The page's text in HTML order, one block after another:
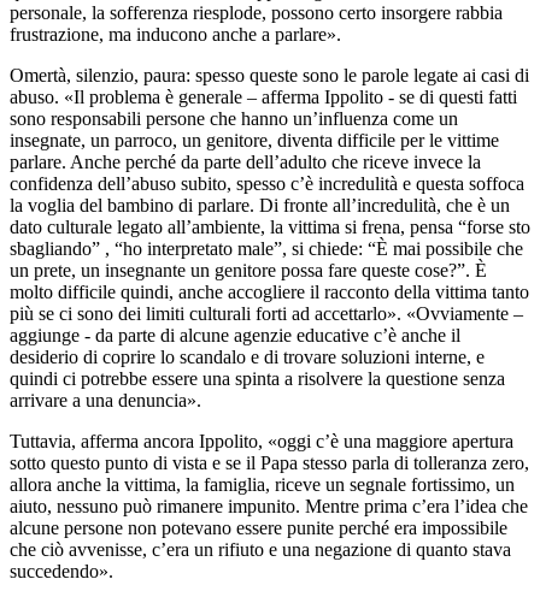
personale, la sofferenza riesplode, possono certo insorgere rabbia
frustrazione, ma inducono anche a parlare».
Omertà, silenzio, paura: spesso queste sono le parole legate ai casi di
abuso. «Il problema è generale – afferma Ippolito - se di questi fatti
sono responsabili persone che hanno un’influenza come un
insegnate, un parroco, un genitore, diventa difficile per le vittime
parlare. Anche perché da parte dell’adulto che riceve invece la
confidenza dell’abuso subito, spesso c’è incredulità e questa soffoca
la voglia del bambino di parlare. Di fronte all’incredulità, che è un
dato culturale legato all’ambiente, la vittima si frena, pensa “forse sto
sbagliando” , “ho interpretato male”, si chiede: “È mai possibile che
un prete, un insegnante un genitore possa fare queste cose?”. È
molto difficile quindi, anche accogliere il racconto della vittima tanto
più se ci sono dei limiti culturali forti ad accettarlo». «Ovviamente –
aggiunge - da parte di alcune agenzie educative c’è anche il
desiderio di coprire lo scandalo e di trovare soluzioni interne, e
quindi ci potrebbe essere una spinta a risolvere la questione senza
arrivare a una denuncia».
Tuttavia, afferma ancora Ippolito, «oggi c’è una maggiore apertura
sotto questo punto di vista e se il Papa stesso parla di tolleranza zero,
allora anche la vittima, la famiglia, riceve un segnale fortissimo, un
aiuto, nessuno può rimanere impunito. Mentre prima c’era l’idea che
alcune persone non potevano essere punite perché era impossibile
che ciò avvenisse, c’era un rifiuto e una negazione di quanto stava
succedendo».